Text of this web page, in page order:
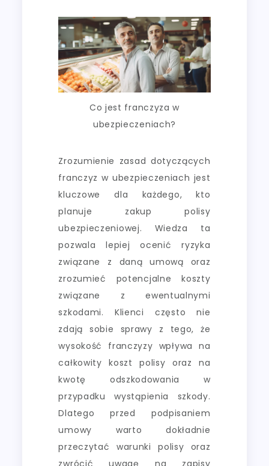
Co jest franczyza w
ubezpieczeniach?
Zrozumienie zasad dotyczących
franczyz w ubezpieczeniach jest
kluczowe dla każdego, kto
planuje zakup polisy
ubezpieczeniowej. Wiedza ta
pozwala lepiej ocenić ryzyka
związane z daną umową oraz
zrozumieć potencjalne koszty
związane z ewentualnymi
szkodami. Klienci często nie
zdają sobie sprawy z tego, że
wysokość franczyzy wpływa na
całkowity koszt polisy oraz na
kwotę odszkodowania w
przypadku wystąpienia szkody.
Dlatego przed podpisaniem
umowy warto dokładnie
przeczytać warunki polisy oraz
zwrócić uwagę na zapisy